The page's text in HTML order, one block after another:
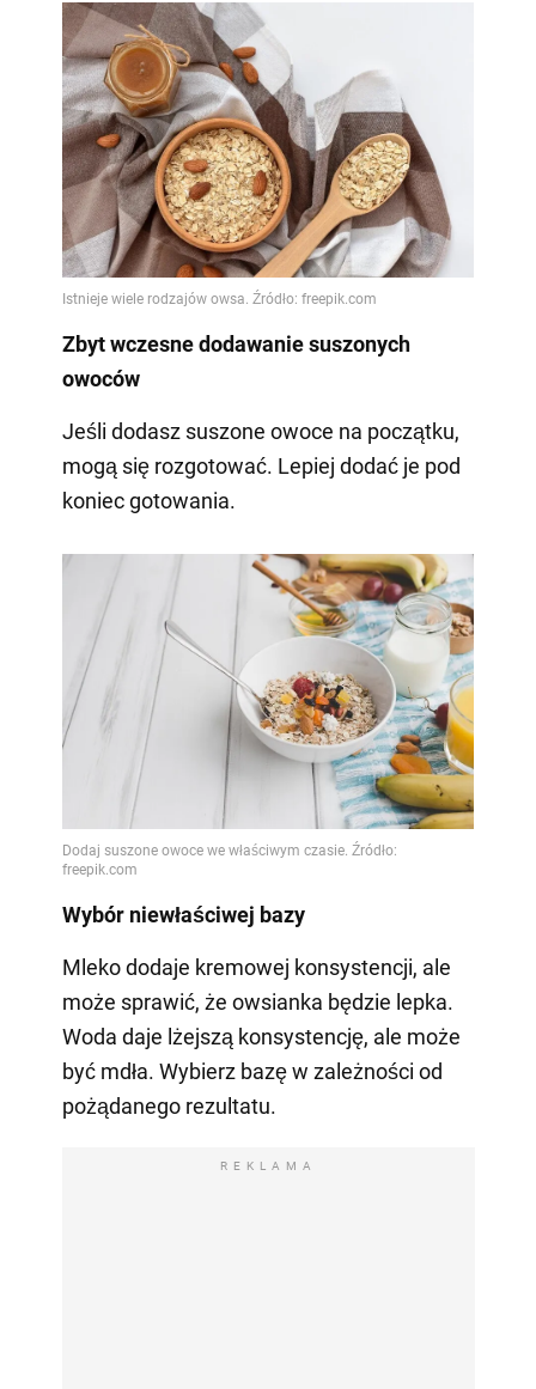
Zbyt wczesne dodawanie suszonych
owoców
Jeśli dodasz suszone owoce na początku,
mogą się rozgotować. Lepiej dodać je pod
koniec gotowania.
Wybór niewłaściwej bazy
Mleko dodaje kremowej konsystencji, ale
może sprawić, że owsianka będzie lepka.
Woda daje lżejszą konsystencję, ale może
być mdła. Wybierz bazę w zależności od
pożądanego rezultatu.
REKLAMA